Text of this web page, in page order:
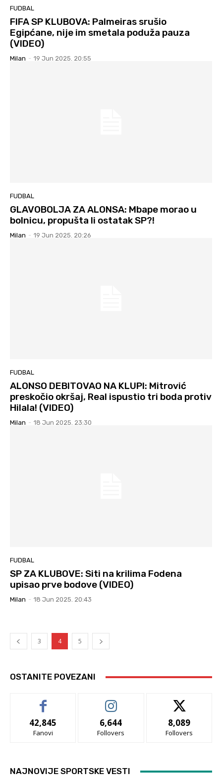
FUDBAL
FIFA SP KLUBOVA: Palmeiras srušio
Egipćane, nije im smetala poduža pauza
(VIDEO)
Milan - 19 Jun 2025. 20:55
FUDBAL
GLAVOBOLJA ZA ALONSA: Mbape morao u
bolnicu, propušta li ostatak SP?!
Milan - 19 Jun 2025. 20:26
FUDBAL
ALONSO DEBITOVAO NA KLUPI: Mitrović
preskočio okršaj, Real ispustio tri boda protiv
Hilala! (VIDEO)
Milan - 18 Jun 2025. 23:30
FUDBAL
SP ZA KLUBOVE: Siti na krilima Fodena
upisao prve bodove (VIDEO)
Milan - 18 Jun 2025. 20:43
3 4 5
OSTANITE POVEZANI
42,845
Fanovi
6,644
Follovers
8,089
Follovers
NAJNOVIJE SPORTSKE VESTI